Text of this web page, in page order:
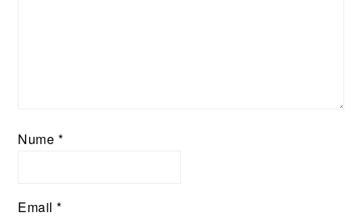
Nume *
Email*